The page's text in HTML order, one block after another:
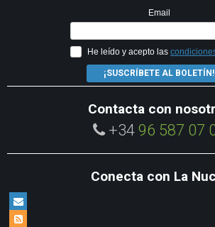
Email
He leído y acepto las
¡SUSCRÍBETE AL BOLETÍN!
Contacta con
+34 96 587 07
Conecta con La